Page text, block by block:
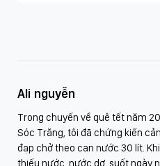
Ali nguyễn
Trong chuyến về quê tết năm
Sóc Trăng, tôi đã chứng kiến
đạp chở theo can nước 30 lít.
thiếu nước, nước dơ, suốt ngày